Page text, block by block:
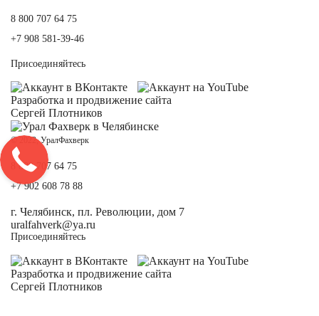
8 800 707 64 75
+7 908 581-39-46
Присоединяйтесь
Разработка и продвижение сайта
Сергей Плотников
© 2022, УралФахверк
8 800 707 64 75
+7 902 608 78 88
г. Челябинск, пл. Революции, дом 7
uralfahverk@ya.ru
Присоединяйтесь
Разработка и продвижение сайта
Сергей Плотников